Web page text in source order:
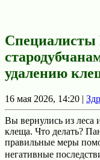
Специалисты
удалению
16 мая 2026, 14:20 |
Вы вернулись из леса
клеща. Что делать?
правильные меры
негативные